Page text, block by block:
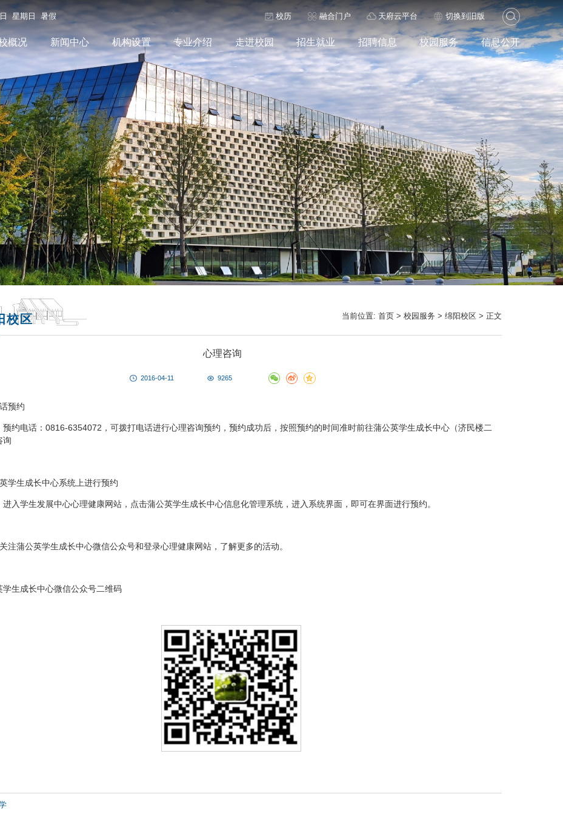
星期日 暑假 校历 融合门户 天府云平台 切换到旧版
概况 新闻中心 机构设置 专业介绍 走进校园 招生就业 招聘信息 校园服务 信息公开
校区 当前位置:首页 >校园服务 >绵阳校区 > 正文
心理咨询
2016-04-11 9265
预约
预约电话：0816-6354072，可拨打电话进行心理咨询预约，预约成功后，按照预约的时间准时前往蒲公英学生成长中心（济民楼二
询
学生成长中心系统上进行预约
进入学生发展中心心理健康网站，点击蒲公英学生成长中心信息化管理系统，进入系统界面，即可在界面进行预约。
注蒲公英学生成长中心微信公众号和登录心理健康网站，了解更多的活动。
学生成长中心微信公众号二维码